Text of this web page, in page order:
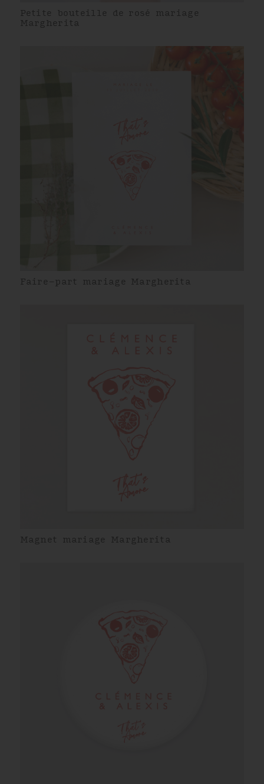
Petite bouteille de rosé mariage
Margherita
Faire-part mariage Margherita
Magnet mariage Margherita